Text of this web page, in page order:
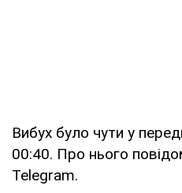
Вибух було чути у
00:40. Про нього
Telegram.